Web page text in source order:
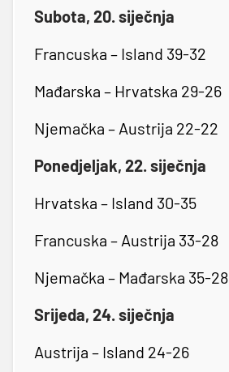
Subota, 20. siječnja
Francuska – Island 39-32
Mađarska – Hrvatska 29-26
Njemačka – Austrija 22-22
Ponedjeljak, 22. siječnja
Hrvatska – Island 30-35
Francuska – Austrija 33-28
Njemačka – Mađarska 35-28
Srijeda, 24. siječnja
Austrija – Island 24-26